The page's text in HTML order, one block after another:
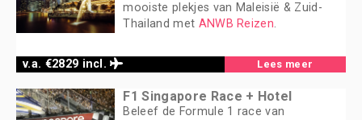
v.a. €2829 incl.
mooiste plekjes van Maleisië & Zuid-
Thailand met ANWB Reizen.
Lees meer
F1 Singapore Race + Hotel
Beleef de Formule 1 race van